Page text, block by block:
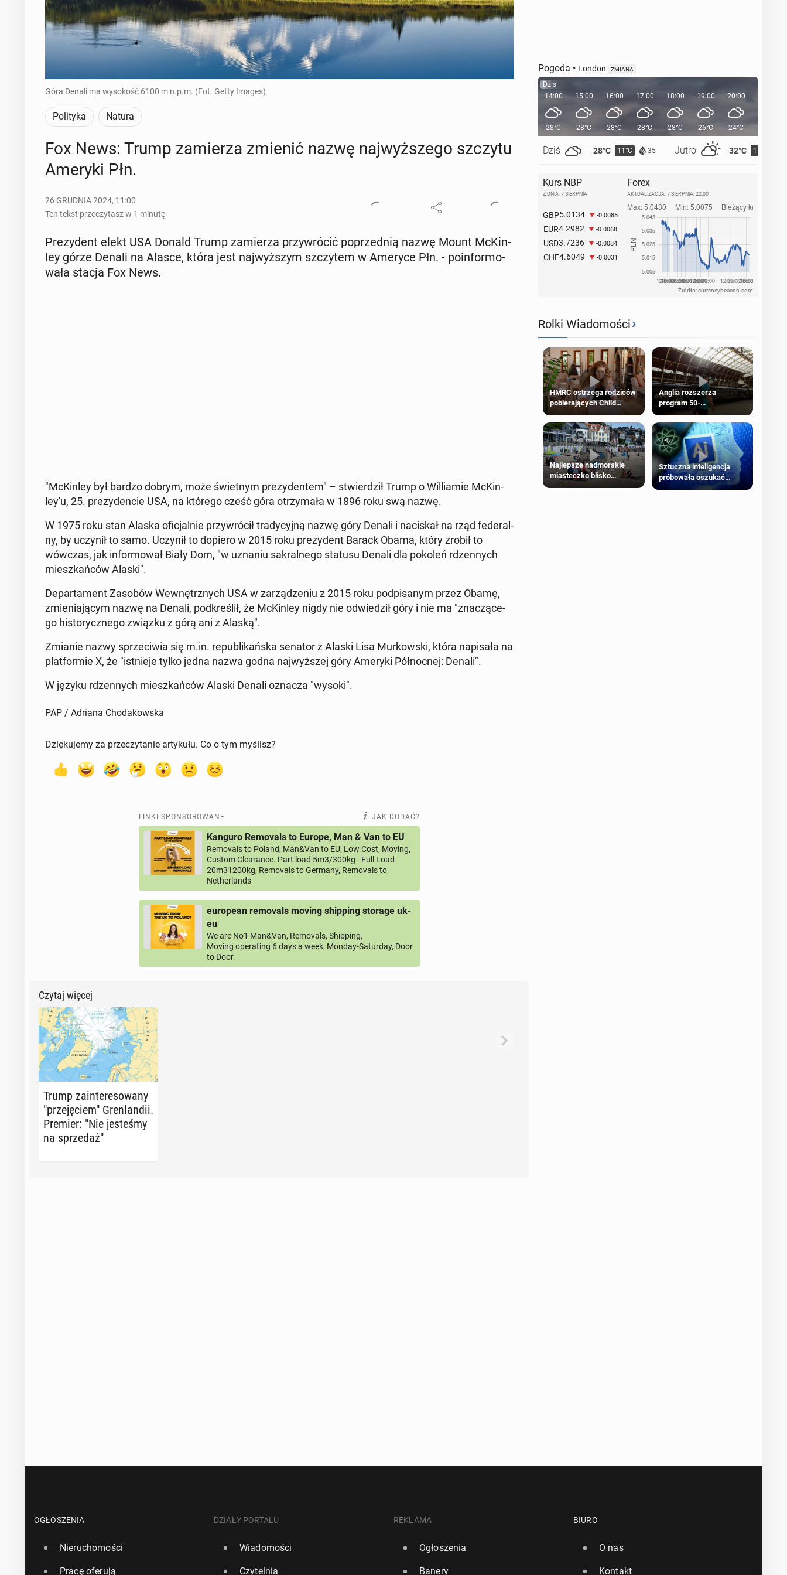
Góra Denali ma wysokość 6100 m n.p.m. (Fot. Getty Images)
Polityka Natura
Fox News: Trump za­mie­rza zmienić nazwę naj­wyż­sze­go szczytu
Ameryki Płn.
26 GRUDNIA 2024, 11:00
Ten tekst przeczytasz w 1 minutę
Pre­zy­dent elekt USA Donald Trump za­mie­rza przy­wró­cić po­przed­nią nazwę Mount McKin­
ley górze Denali na Alasce, która jest naj­wyż­szym szczy­tem w Ameryce Płn. - po­in­for­mo­
wa­ła stacja Fox News.
"McKin­ley był bardzo dobrym, może świet­nym pre­zy­den­tem" – stwier­dził Trump o Wil­lia­mie McKin­
ley­'u, 25. pre­zy­den­cie USA, na którego cześć góra otrzy­ma­ła w 1896 roku swą nazwę.
W 1975 roku stan Alaska ofi­cjal­nie przy­wró­cił tra­dy­cyj­ną nazwę góry Denali i na­ci­skał na rząd fe­de­ral­
ny, by uczynił to samo. Uczynił to dopiero w 2015 roku pre­zy­dent Barack Obama, który zrobił to
wówczas, jak in­for­mo­wał Biały Dom, "w uznaniu sa­kral­ne­go statusu Denali dla pokoleń rdzen­nych
miesz­kań­ców Alaski".
De­par­ta­ment Zasobów We­wnętrz­nych USA w za­rzą­dze­niu z 2015 roku pod­pi­sa­nym przez Obamę,
zmie­nia­ją­cym nazwę na Denali, pod­kre­ślił, że McKin­ley nigdy nie od­wie­dził góry i nie ma "zna­czą­ce­
go hi­sto­rycz­ne­go związku z górą ani z Alaską".
Zmianie nazwy sprze­ci­wia się m.in. re­pu­bli­kań­ska senator z Alaski Lisa Mur­kow­ski, która na­pi­sa­ła na
plat­for­mie X, że "ist­nie­je tylko jedna nazwa godna naj­wyż­szej góry Ameryki Pół­noc­nej: Denali".
W języku rdzen­nych miesz­kań­ców Alaski Denali oznacza "wysoki".
PAP / Adriana Chodakowska
Dziękujemy za przeczytanie artykułu. Co o tym myślisz?
LINKI SPONSOROWANE JAK DODAĆ?
Kanguro Removals to Europe, Man & Van to EU
Removals to Poland, Man&Van to EU, Low Cost, Moving,
Custom Clearance. Part load 5m3/300kg - Full Load
20m31200kg, Removals to Germany, Removals to
Netherlands
european removals moving shipping storage uk-
eu
We are No1 Man&Van, Removals, Shipping,
Moving operating 6 days a week, Monday-Saturday, Door
to Door.
Czytaj więcej
Trump za­in­te­re­so­wa­ny
"prze­ję­ciem" Gren­lan­dii.
Premier: "Nie je­ste­śmy
na sprze­daż"
Pogoda • London ZMIANA
Dziś
14:00
28°C
Dziś 28°C 11°C 35 Jutro 32°C 15°C
15:00
28°C
16:00
28°C
17:00
28°C
18:00
28°C
19:00
26°C
20:00
24°C
Kurs NBP
Z DNIA: 7 SIERPNIA
GBP5.0134 -0.0085
EUR4.2982 -0.0068
USD3.7236 -0.0084
CHF4.6049 -0.0031
Forex
AKTUALIZACJA: 7 SIERPNIA, 22:00
Źródło: currencybeacon.com
Rolki Wiadomości›
HMRC ostrzega rodziców
pobierających Child
Benefit. Mogą być
zobowiązani do zwrotu
zasiłku
Anglia rozszerza
program 50-
procentowych zniżek
kolejowych na 18-latków
Najlepsze nadmorskie
miasteczko blisko
Sztuczna inteligencja
próbowała oszukać
człowieka
OGŁOSZENIA
Nieruchomości
Pracę oferują
DZIAŁY PORTALU
Wiadomości
Czytelnia
REKLAMA
Ogłoszenia
Banery
BIURO
O nas
Kontakt